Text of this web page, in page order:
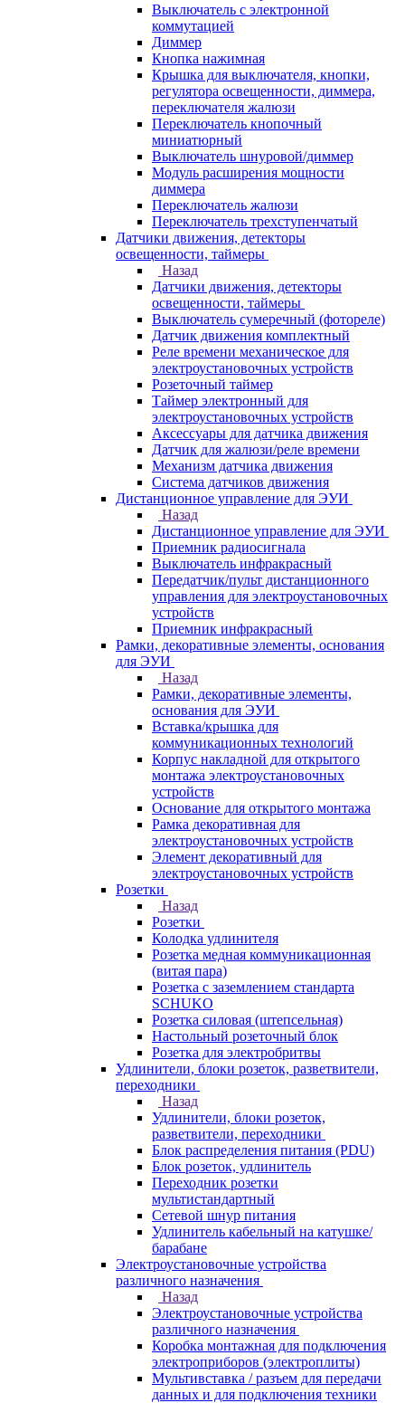
Выключатель с электронной
коммутацией
Диммер
Кнопка нажимная
Крышка для выключателя, кнопки,
регулятора освещенности, диммера,
переключателя жалюзи
Переключатель кнопочный
миниатюрный
Выключатель шнуровой/диммер
Модуль расширения мощности
диммера
Переключатель жалюзи
Переключатель трехступенчатый
Датчики движения, детекторы
освещенности, таймеры
Назад
Датчики движения, детекторы
освещенности, таймеры
Выключатель сумеречный (фотореле)
Датчик движения комплектный
Реле времени механическое для
электроустановочных устройств
Розеточный таймер
Таймер электронный для
электроустановочных устройств
Аксессуары для датчика движения
Датчик для жалюзи/реле времени
Механизм датчика движения
Система датчиков движения
Дистанционное управление для ЭУИ
Назад
Дистанционное управление для ЭУИ
Приемник радиосигнала
Выключатель инфракрасный
Передатчик/пульт дистанционного
управления для электроустановочных
устройств
Приемник инфракрасный
Рамки, декоративные элементы, основания
для ЭУИ
Назад
Рамки, декоративные элементы,
основания для ЭУИ
Вставка/крышка для
коммуникационных технологий
Корпус накладной для открытого
монтажа электроустановочных
устройств
Основание для открытого монтажа
Рамка декоративная для
электроустановочных устройств
Элемент декоративный для
электроустановочных устройств
Розетки
Назад
Розетки
Колодка удлинителя
Розетка медная коммуникационная
(витая пара)
Розетка с заземлением стандарта
SCHUKO
Розетка силовая (штепсельная)
Настольный розеточный блок
Розетка для электробритвы
Удлинители, блоки розеток, разветвители,
переходники
Назад
Удлинители, блоки розеток,
разветвители, переходники
Блок распределения питания (PDU)
Блок розеток, удлинитель
Переходник розетки
мультистандартный
Сетевой шнур питания
Удлинитель кабельный на катушке/
барабане
Электроустановочные устройства
различного назначения
Назад
Электроустановочные устройства
различного назначения
Коробка монтажная для подключения
электроприборов (электроплиты)
Мультивставка / разъем для передачи
данных и для подключения техники